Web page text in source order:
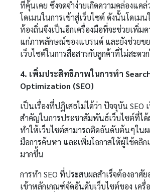
ที่คุ้นเคย ซึ่งจดจำง่ายเกิดความคล่องแคล่
โดเมนในการเข้าสู่เว็บไซต์ ดังนั้นโดเม
ท้องถิ่นจึงเป็นอีกเครื่องมือที่จะช่วยเพิ่ม
แก่ภาพลักษณ์ของแบรนด์ และยังช่วยขย
เว็บไซต์ในการสื่อสารกับลูกค้าที่ไม่สะด
4. เพิ่มประสิทธิภาพในการทำ
Optimization (SEO)
เป็นเรื่องที่ปฏิเสธไม่ได้ว่า ปัจจุบัน SEO
สำคัญในการประชาสัมพันธ์เว็บไซต์ที่ได้
ทำให้เว็บไซต์สามารถติดอันดับต้นๆในผ
มือการค้นหา และเพิ่มโอกาสให้ผู้ใช้คลิก
มากขึ้น
การทำ SEO ที่ประสบผลสำเร็จต้องอาศั
เข้าหลักเกณฑ์จัดอันดับเว็บไซต์ของ เครื่